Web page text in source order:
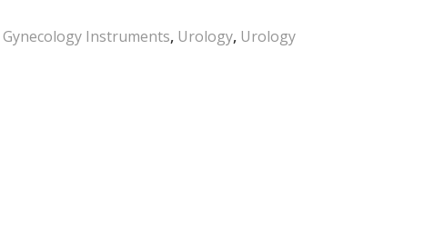
</div>
Gynecology Instruments, Urology, Urology